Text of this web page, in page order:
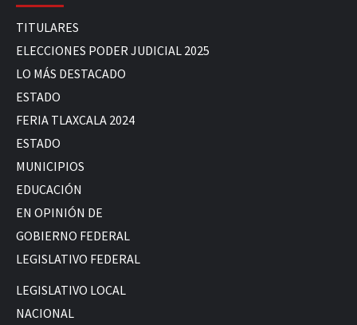
TITULARES
ELECCIONES PODER JUDICIAL 2025
LO MÁS DESTACADO
ESTADO
FERIA TLAXCALA 2024
ESTADO
MUNICIPIOS
EDUCACIÓN
EN OPINIÓN DE
GOBIERNO FEDERAL
LEGISLATIVO FEDERAL
LEGISLATIVO LOCAL
NACIONAL